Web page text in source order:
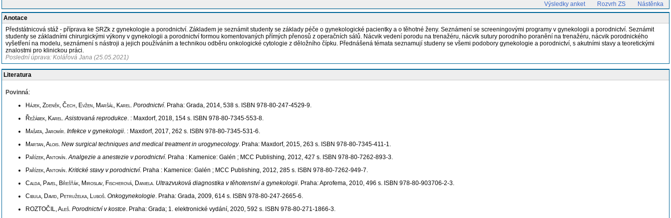
Výsledky anket Rozvrh ZS
Nástěnka
Anotace
Předstátnicová stáž - příprava ke SRZk z gynekologie a porodnictví. Základem je seznámit studenty se základy péče o gynekologické pacientky a o těhotné ženy. Seznámení se screeningovými programy v gynekologii a porodnictví. Seznámit
studenty se základními chirurgickými výkony v gynekologii a porodnictví formou komentovaných přímých přenosů z operačních sálů. Nácvik vedení porodu na trenažéru, nácvik sutury porodního poranění na trenažéru, nácvik porodnického
vyšetření na modelu, seznámení s nástroji a jejich používáním a technikou odběru onkologické cytologie z děložního čípku. Přednášená témata seznamují studeny se všemi podobory gynekologie a porodnictví, s akutními stavy a teoretickými
znalostmi pro klinickou práci.
Poslední úprava: Kolářová Jana (25.05.2021)
Literatura
Povinná:
Hájek, Zdeněk, Čech, Evžen, Maršál, Karel. Porodnictví. Praha: Grada, 2014, 538 s. ISBN 978-80-247-4529-9.
Řežábek, Karel.Asistovaná reprodukce. : Maxdorf, 2018, 154 s. ISBN 978-80-7345-553-8.
Mašata, Jaromír. Infekce v gynekologii. : Maxdorf, 2017, 262 s. ISBN 978-80-7345-531-6.
Martan, Alois. New surgical techniques and medical treatment in urogynecology. Praha: Maxdorf, 2015, 263 s. ISBN 978-80-7345-411-1.
Pařízek, Antonín.Analgezie a anestezie v porodnictví. Praha : Kamenice: Galén ; MCC Publishing, 2012, 427 s. ISBN 978-80-7262-893-3.
Pařízek, Antonín. Kritické stavy v porodnictví. Praha : Kamenice: Galén ; MCC Publishing, 2012, 285 s. ISBN 978-80-7262-949-7.
Calda, Pavel, Břešťák, Miroslav, Fischerová, Daniela. Ultrazvuková diagnostika v těhotenství a gynekologii. Praha: Aprofema, 2010, 496 s. ISBN 978-80-903706-2-3.
Cibula, David, Petruželka, Luboš. Onkogynekologie. Praha: Grada, 2009, 614 s. ISBN 978-80-247-2665-6.
ROZTOČIL, Aleš. Porodnictví v kostce. Praha: Grada; 1. elektronické vydání, 2020, 592 s. ISBN 978-80-271-1866-3.